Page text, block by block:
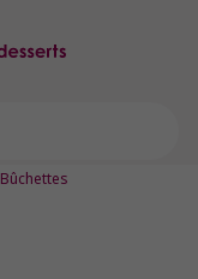
Bûchettes